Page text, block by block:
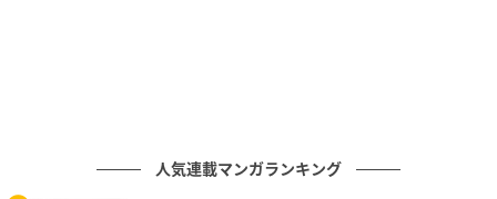
人気連載マンガランキング